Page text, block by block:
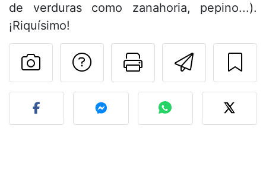
de verduras como zanahoria, pepino...).
¡Riquísimo!
Imprimir
Preguntar al autor
Publicar la foto de esta